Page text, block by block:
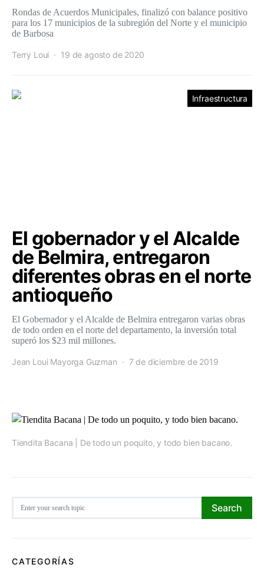
Rondas de Acuerdos Municipales, finalizó con balance positivo
para los 17 municipios de la subregión del Norte y el municipio
de Barbosa
Terry Loui 19 de agosto de 2020
Infraestructura
El gobernador y el Alcalde
de Belmira, entregaron
diferentes obras en el norte
antioqueño
El Gobernador y el Alcalde de Belmira entregaron varias obras
de todo orden en el norte del departamento, la inversión total
superó los $23 mil millones.
Jean Loui Mayorga Guzman 7 de diciembre de 2019
Tiendita Bacana | De todo un poquito, y todo bien bacano.
Search
CATEGORÍAS